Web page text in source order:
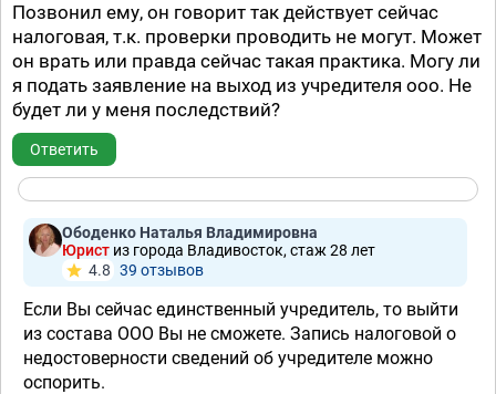
Позвонил ему, он говорит так действует сейчас
налоговая, т.к. проверки проводить не могут. Может
он врать или правда сейчас такая практика. Могу ли
я подать заявление на выход из учредителя ооо. Не
будет ли у меня последствий?
Ответить
Ободенко Наталья Владимировна
Юрист из города Владивосток, стаж 28 лет
4.8 39 отзывов
Если Вы сейчас единственный учредитель, то выйти
из состава ООО Вы не сможете. Запись налоговой о
недостоверности сведений об учредителе можно
оспорить.